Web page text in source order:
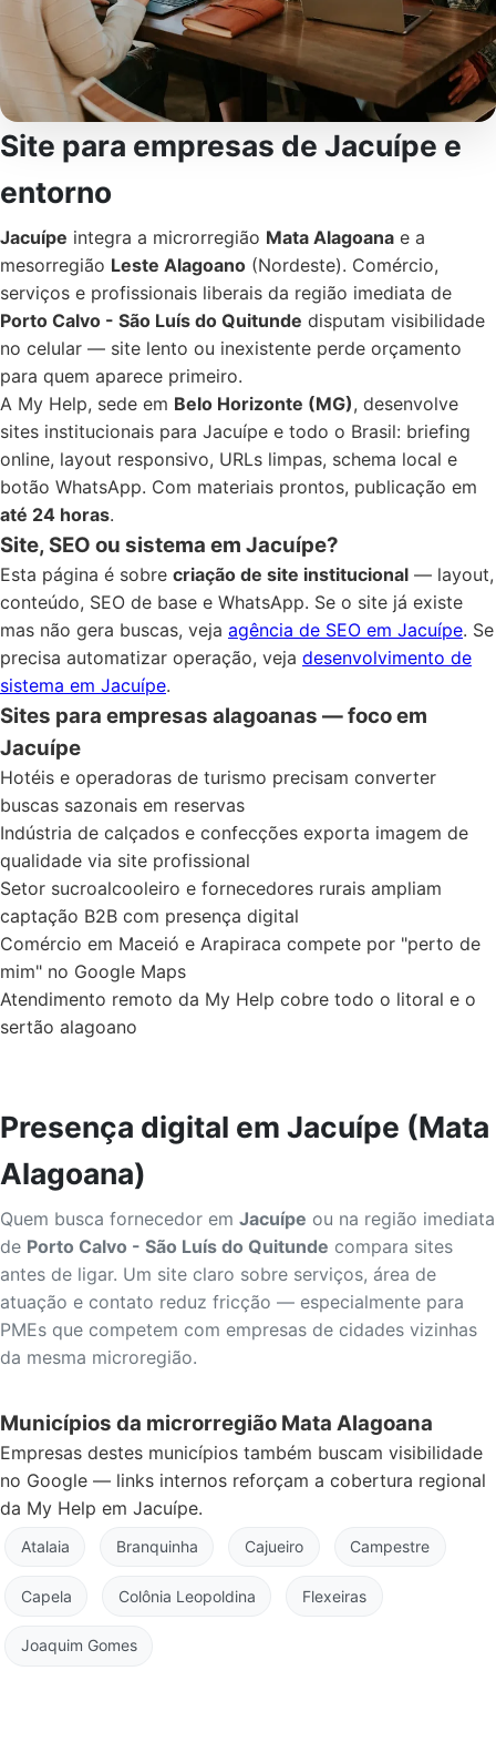
Site para empresas de Jacuípe e
entorno
Jacuípe integra a microrregião Mata Alagoana e a
mesorregião Leste Alagoano (Nordeste). Comércio,
serviços e profissionais liberais da região imediata de
Porto Calvo - São Luís do Quitunde disputam visibilidade
no celular — site lento ou inexistente perde orçamento
para quem aparece primeiro.
A My Help, sede em Belo Horizonte (MG), desenvolve
sites institucionais para Jacuípe e todo o Brasil: briefing
online, layout responsivo, URLs limpas, schema local e
botão WhatsApp. Com materiais prontos, publicação em
até 24 horas.
Site, SEO ou sistema em Jacuípe?
Esta página é sobre criação de site institucional — layout,
conteúdo, SEO de base e WhatsApp. Se o site já existe
mas não gera buscas, veja agência de SEO em Jacuípe. Se
precisa automatizar operação, veja desenvolvimento de
sistema em Jacuípe.
Sites para empresas alagoanas — foco em
Jacuípe
Hotéis e operadoras de turismo precisam converter
buscas sazonais em reservas
Indústria de calçados e confecções exporta imagem de
qualidade via site profissional
Setor sucroalcooleiro e fornecedores rurais ampliam
captação B2B com presença digital
Comércio em Maceió e Arapiraca compete por "perto de
mim" no Google Maps
Atendimento remoto da My Help cobre todo o litoral e o
sertão alagoano
Presença digital em Jacuípe (Mata
Alagoana)
Quem busca fornecedor em Jacuípe ou na região imediata
de Porto Calvo - São Luís do Quitunde compara sites
antes de ligar. Um site claro sobre serviços, área de
atuação e contato reduz fricção — especialmente para
PMEs que competem com empresas de cidades vizinhas
da mesma microregião.
Municípios da microrregião Mata Alagoana
Empresas destes municípios também buscam visibilidade
no Google — links internos reforçam a cobertura regional
da My Help em Jacuípe.
Atalaia Branquinha Cajueiro Campestre
Capela Colônia Leopoldina Flexeiras
Joaquim Gomes